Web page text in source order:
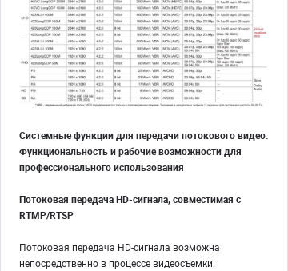
Системные функции для передачи потокового видео.
Функциональность и рабочие возможности для
профессионального использования
Потоковая передача HD-сигнала, совместимая с
RTMP/RTSP
Потоковая передача HD-сигнала возможна
непосредственно в процессе видеосъемки.